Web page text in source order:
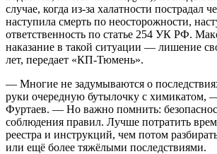
случае, когда из‑за халатности пострадал
наступила смерть по неосторожности,
ответственность по статье 254 УК РФ.
наказание в такой ситуации — лишение
лет, передает «КП-Тюмень».
— Многие не задумываются о
руки очередную бутылочку с химикатом,
Фуртаев. — Но важно помнить:
соблюдения правил. Лучше потратить
реестра и инструкций, чем потом
или ещё более тяжёлыми последствиями.